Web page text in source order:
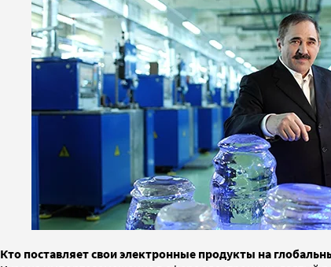
Кто поставляет свои электронные продукты на